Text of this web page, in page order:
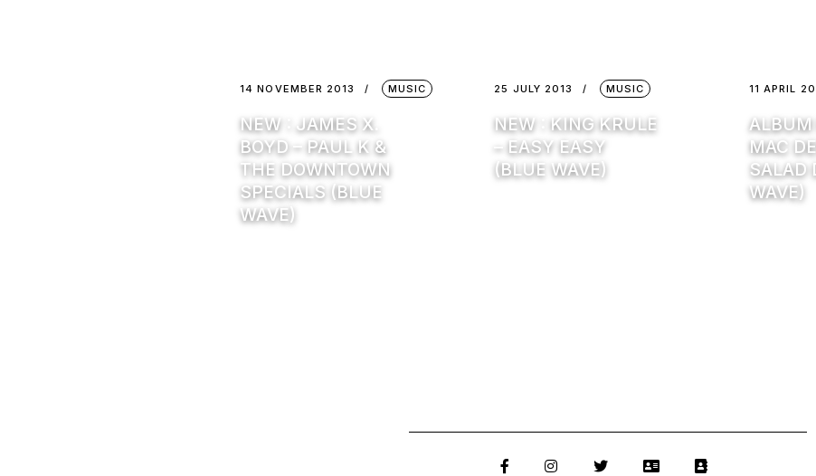
14 NOVEMBER 2013 MUSIC
NEW : JAMES X.
BOYD – PAUL K &
THE DOWNTOWN
SPECIALS (BLUE
WAVE)
25 JULY 2013 MUSIC
NEW : KING KRULE
– EASY EASY
(BLUE WAVE)
11 APRIL
ALBUM
MAC
SALAD
WAVE)